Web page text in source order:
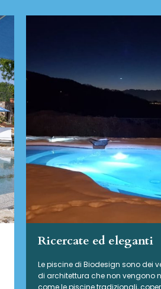
Ricercate ed eleganti
Le piscine di Biodesign sono dei
di architettura che non vengono
come le piscine tradizionali,